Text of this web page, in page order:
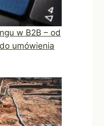
w B2B – od
umówienia